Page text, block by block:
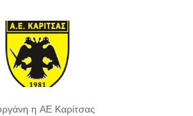
η ΑΕ Καρίτσας